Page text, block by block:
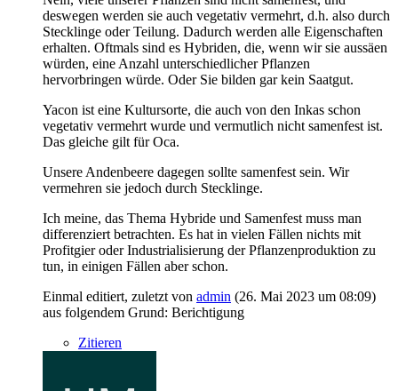
deswegen werden sie auch vegetativ vermehrt, d.h. also durch
Stecklinge oder Teilung. Dadurch werden alle Eigenschaften
erhalten. Oftmals sind es Hybriden, die, wenn wir sie aussäen
würden, eine Anzahl unterschiedlicher Pflanzen
hervorbringen würde. Oder Sie bilden gar kein Saatgut.
Yacon ist eine Kultursorte, die auch von den Inkas schon
vegetativ vermehrt wurde und vermutlich nicht samenfest ist.
Das gleiche gilt für Oca.
Unsere Andenbeere dagegen sollte samenfest sein. Wir
vermehren sie jedoch durch Stecklinge.
Ich meine, das Thema Hybride und Samenfest muss man
differenziert betrachten. Es hat in vielen Fällen nichts mit
Profitgier oder Industrialisierung der Pflanzenproduktion zu
tun, in einigen Fällen aber schon.
Einmal editiert, zuletzt von admin (26. Mai 2023 um 08:09)
aus folgendem Grund: Berichtigung
Zitieren